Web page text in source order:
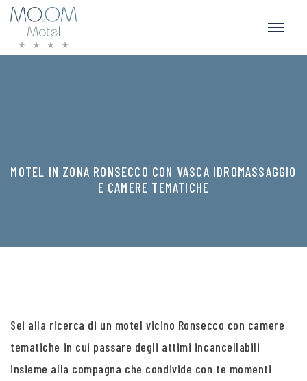
MOTEL IN ZONA RONSECCO CON VASCA IDROMASSAGGIO
E CAMERE TEMATICHE
Sei alla ricerca di un motel vicino Ronsecco con camere
tematiche in cui passare degli attimi incancellabili
insieme alla compagna che condivide con te momenti